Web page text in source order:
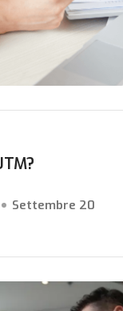
Settembre 20